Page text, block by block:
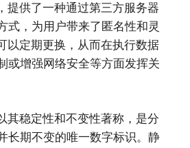
提供了一种通过第三方服务器
式，为用户带来了匿名性和灵
以定期更换，从而在执行数据
或增强网络安全等方面发挥关
其稳定性和不变性著称，是分
长期不变的唯一数字标识。静